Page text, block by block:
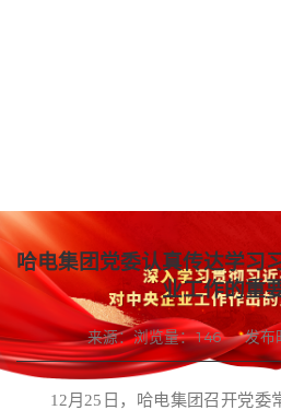
哈电集团党委认真传达学习
业工作的重
来源：浏览量：146 发布
12月25日，哈电集团召开党委